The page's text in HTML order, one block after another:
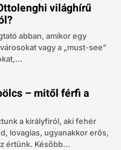
világhírű
abban, amikor egy
vagy a „must-see”
– mitől férfi a
a királyfiról, aki fehér
lovagias, ugyanakkor erős,
értünk. Később...